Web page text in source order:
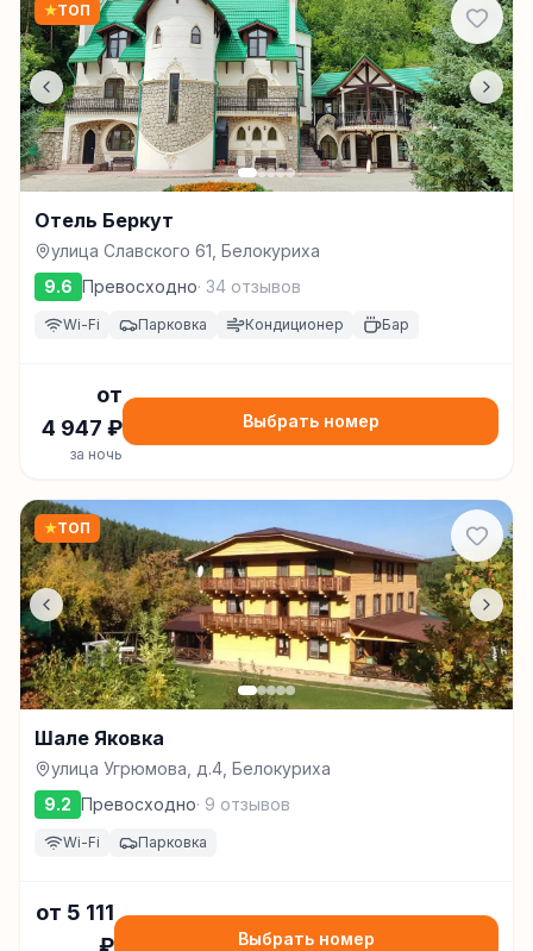
★ТОП
Отель Беркут
улица Славского 61, Белокуриха
9.6 Превосходно· 34 отзывов
Wi-Fi Парковка Кондиционер Бар
от
4 947 ₽
за ночь
Выбрать номер
★ТОП
Шале Яковка
улица Угрюмова, д.4, Белокуриха
9.2 Превосходно· 9 отзывов
Wi-Fi Парковка
от 5 111
₽
Выбрать номер